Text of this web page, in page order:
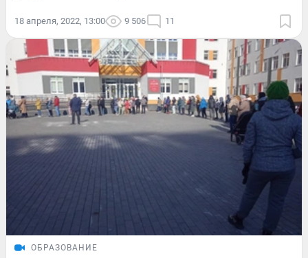
18 апреля, 2022, 13:00 9 506 11
ОБРАЗОВАНИЕ